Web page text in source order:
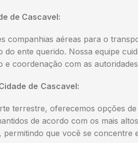
de Cascavel:
companhias aéreas para o
ente querido. Nossa equipe
coordenação com as
de Cascavel:
terrestre, oferecemos opções
de acordo com os mais
que você se concentre